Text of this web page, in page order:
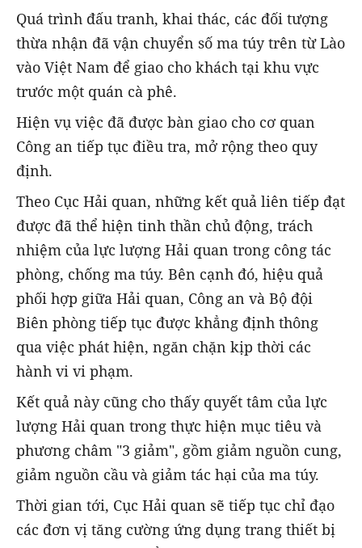
Quá trình đấu tranh, khai thác, các đối tượng
thừa nhận đã vận chuyển số ma túy trên từ Lào
vào Việt Nam để giao cho khách tại khu vực
trước một quán cà phê.
Hiện vụ việc đã được bàn giao cho cơ quan
Công an tiếp tục điều tra, mở rộng theo quy
định.
Theo Cục Hải quan, những kết quả liên tiếp đạt
được đã thể hiện tinh thần chủ động, trách
nhiệm của lực lượng Hải quan trong công tác
phòng, chống ma túy. Bên cạnh đó, hiệu quả
phối hợp giữa Hải quan, Công an và Bộ đội
Biên phòng tiếp tục được khẳng định thông
qua việc phát hiện, ngăn chặn kịp thời các
hành vi vi phạm.
Kết quả này cũng cho thấy quyết tâm của lực
lượng Hải quan trong thực hiện mục tiêu và
phương châm "3 giảm", gồm giảm nguồn cung,
giảm nguồn cầu và giảm tác hại của ma túy.
Thời gian tới, Cục Hải quan sẽ tiếp tục chỉ đạo
các đơn vị tăng cường ứng dụng trang thiết bị